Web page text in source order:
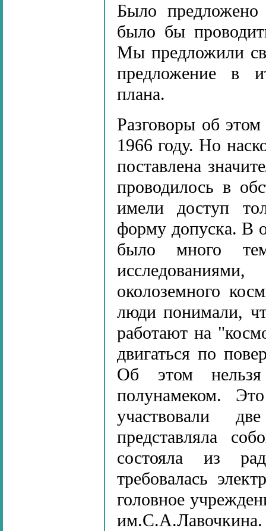
Было предложено
было бы
Мы предложили
предложение в
плана.
Разговоры об
1966 году. Но
поставлена
проводилось в
имели доступ
форму допуска. В
было много
околоземного
люди понимали,
работают на
двигаться по
Об этом
полунамеком.
участвовали
представляла
состояла из
требовалась
головное
им.С.А.Лавочкина.